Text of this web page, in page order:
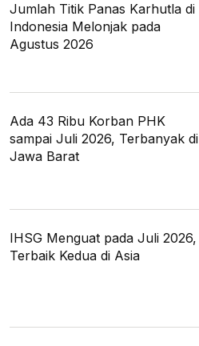
Jumlah Titik Panas Karhutla di
Indonesia Melonjak pada
Agustus 2026
Ada 43 Ribu Korban PHK
sampai Juli 2026, Terbanyak di
Jawa Barat
IHSG Menguat pada Juli 2026,
Terbaik Kedua di Asia